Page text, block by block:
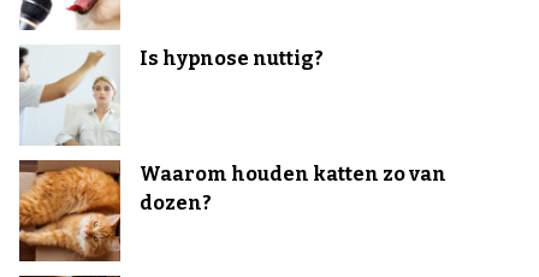
Is hypnose nuttig?
Waarom houden katten zo van
dozen?